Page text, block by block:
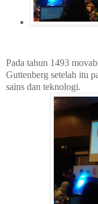
Pada tahun 1493
Guttenberg setelah itu
sains dan teknologi.